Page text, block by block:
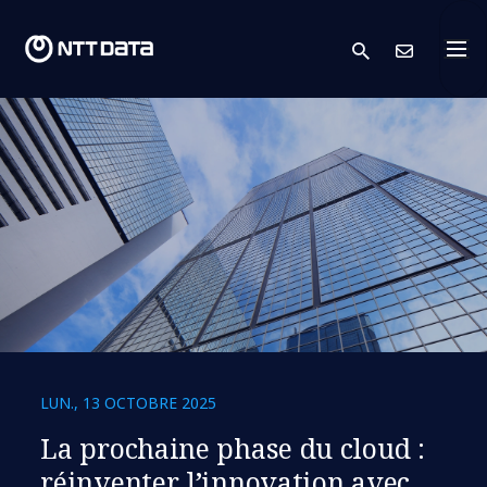
search
LUN., 13 OCTOBRE 2025
La prochaine phase du cloud :